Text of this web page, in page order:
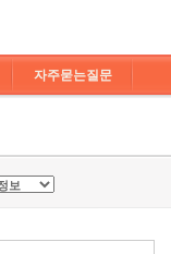
자주묻는질문